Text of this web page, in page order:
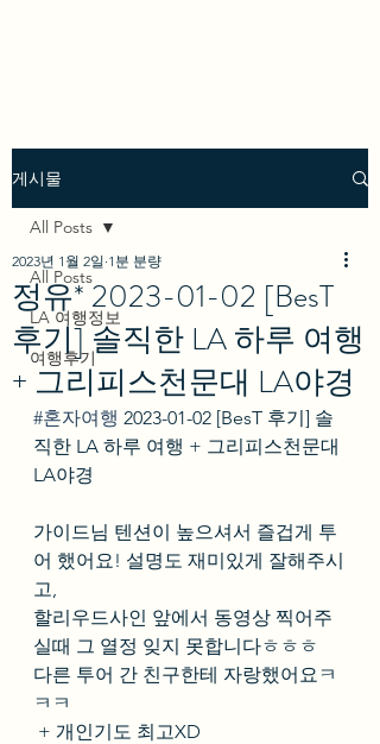
게시물
All Posts
LA 여행정보
여행후기
All Posts
정유* 2023-01-02 [BesT
후기] 솔직한 LA 하루 여행
+ 그리피스천문대 LA야경
2023년 1월 2일 1분 분량
#혼자여행 2023-01-02 [BesT 후기] 솔
직한 LA 하루 여행 + 그리피스천문대
LA야경
가이드님 텐션이 높으셔서 즐겁게 투
어 했어요! 설명도 재미있게 잘해주시
고,
할리우드사인 앞에서 동영상 찍어주
실때 그 열정 잊지 못합니다ㅎㅎㅎ
다른 투어 간 친구한테 자랑했어요ㅋ
ㅋㅋ
+ 개인기도 최고XD